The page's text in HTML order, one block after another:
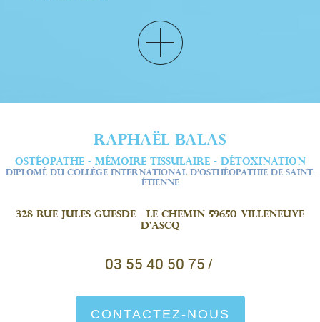
RAPHAËL BALAS
OSTÉOPATHE - MÉMOIRE TISSULAIRE - DÉTOXINATION
DIPLOMÉ DU COLLÈGE INTERNATIONAL D’OSTHÉOPATHIE DE SAINT-
ÉTIENNE
328 Rue Jules Guesde - Le Chemin 59650 Villeneuve
d'Ascq
03 55 40 50 75 /
CONTACTEZ-NOUS